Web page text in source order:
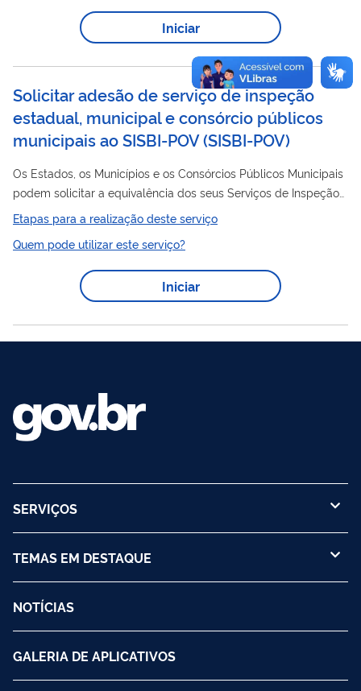
assegurar a identidade, a qualidade, a conformidade, a
idoneidade e a segurança higiênico-sanitária e tecnológica
solicitar a adesão de seus Serviços...
Iniciar
Solicitar adesão de serviço de inspeção
estadual, municipal e consórcio públicos
municipais ao SISBI-POV(SISBI-POV)
Os Estados, os Municípios e os Consórcios Públicos Municipais
podem solicitar a equivalência dos seus Serviços de Inspeção
de Produtos de Origem Vegetal ao MAPA. Para obtê-la, é
necessário comprovar que têm condições de executar com a
mesma eficiência do MAPA. Os requisitos e demais
procedimentos necessários para o reconhecimento da
equivalência e adesão ao
SISBI-POV estão estabelecidos no
n° 153, de 27 de maio de 2021.
Etapas para a realização deste serviço
Quem pode utilizar este serviço?
Iniciar
SERVIÇOS
TEMAS EM DESTAQUE
NOTÍCIAS
GALERIA DE APLICATIVOS